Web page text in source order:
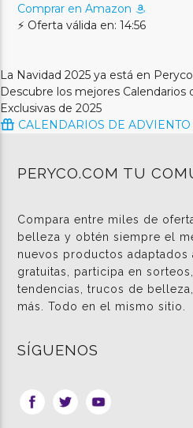
Comprar en Amazon
⚡ Oferta válida en: 14:56
La Navidad 2025 ya está en Peryco
Descubre los mejores
Exclusivas de 2025
CALENDARIOS DE ADVIENTO
PERYCO.COM TU
Compara entre miles de
belleza y obtén siempre el
nuevos productos adaptados
gratuitas, participa en
tendencias, trucos de
más. Todo en el mismo sitio.
SÍGUENOS